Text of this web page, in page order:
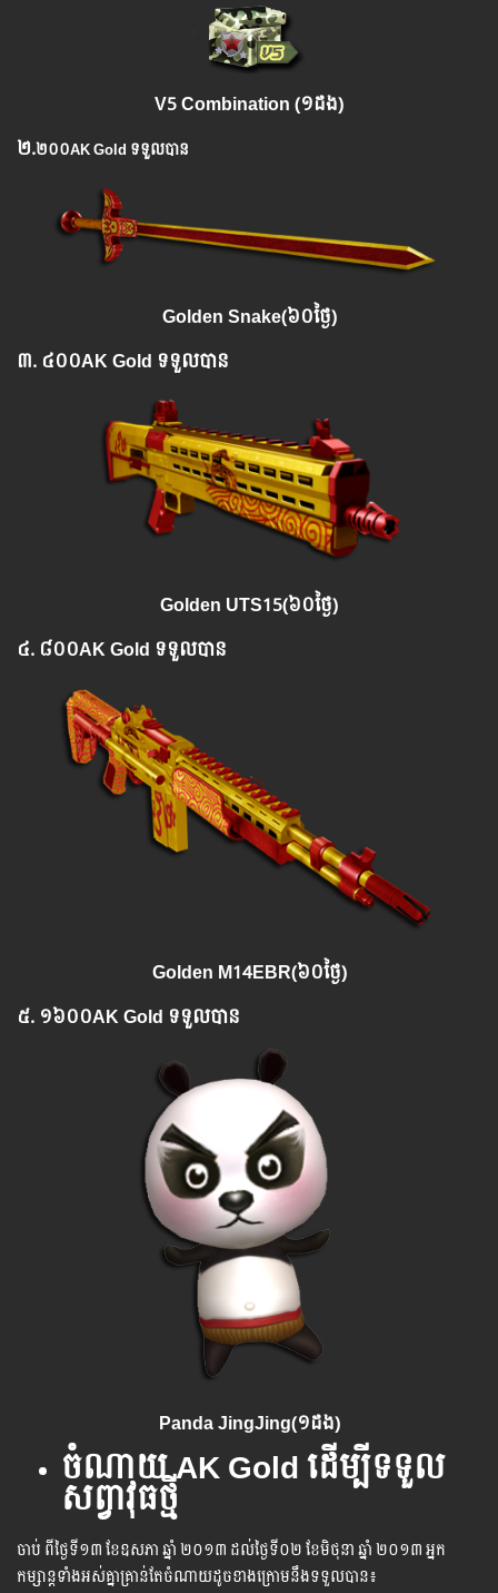
V5 Combination (១ដង)
២.២០០AK Gold ទទួលបាន
Golden Snake(៦០ថ្ងៃ)
៣. ៤០០AK Gold ទទួលបាន
Golden UTS15(៦០ថ្ងៃ)
៤. ៨០០AK Gold ទទួលបាន​
Golden M14EBR(៦០ថ្ងៃ)
៥. ១៦០០AK Gold ទទួលបាន​
Panda JingJing(១ដង)
ចំណាយ AK Gold ដើម្បីទទួល
សព្វាវុធថ្មី
ចាប់ ពី​ថ្ងៃ​ទី​១៣ ខែឧសភា​ ឆ្នាំ ២០១៣ ដល់ថ្ងៃទី០២ ខែមិថុនា ឆ្នាំ ២០១៣ អ្នក​
កម្សាន្ដ​ទាំងអស់គ្នា​គ្រាន់​តែ​ចំណាយដូច​ខាង​ក្រោម​នឹងទទួលបាន៖